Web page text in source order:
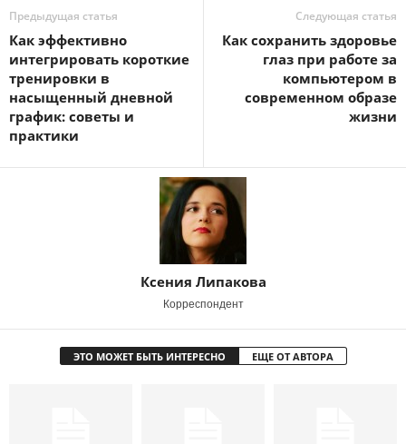
Предыдущая статья
Как эффективно
интегрировать короткие
тренировки в
насыщенный дневной
график: советы и
практики
Следующая статья
Как сохранить здоровье
глаз при работе за
компьютером в
современном образе
жизни
Ксения Липакова
Корреспондент
ЭТО МОЖЕТ БЫТЬ ИНТЕРЕСНО ЕЩЕ ОТ АВТОРА